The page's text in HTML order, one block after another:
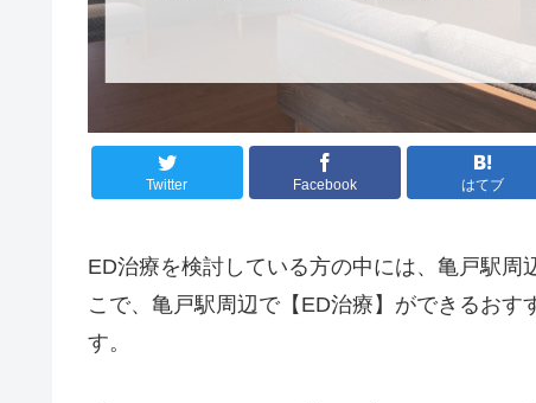
Twitter Facebook はてブ
ED治療を検討している方の中には、亀戸駅
こで、亀戸駅周辺で【ED治療】ができるお
す。